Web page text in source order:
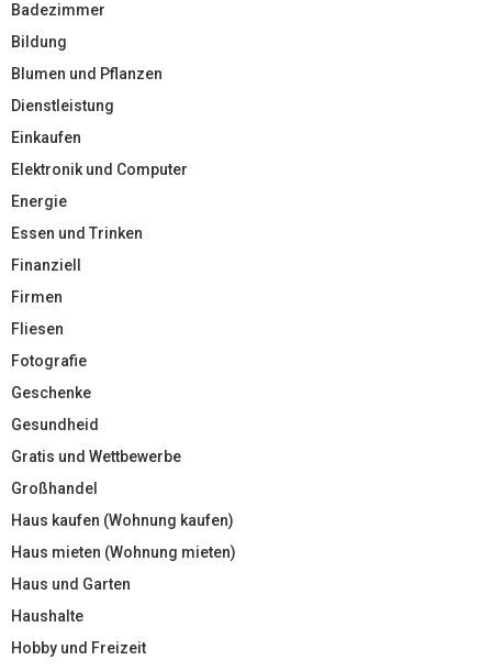
Badezimmer
Bildung
Blumen und Pflanzen
Dienstleistung
Einkaufen
Elektronik und Computer
Energie
Essen und Trinken
Finanziell
Firmen
Fliesen
Fotografie
Geschenke
Gesundheid
Gratis und Wettbewerbe
Großhandel
Haus kaufen (Wohnung kaufen)
Haus mieten (Wohnung mieten)
Haus und Garten
Haushalte
Hobby und Freizeit